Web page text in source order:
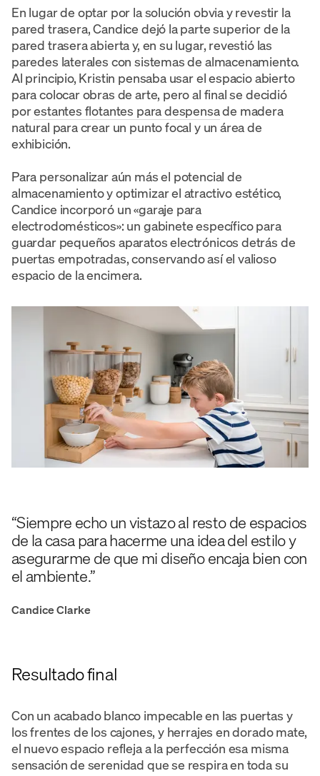
En lugar de optar por la solución obvia y revestir la
pared trasera, Candice dejó la parte superior de la
pared trasera abierta y, en su lugar, revestió las
paredes laterales con sistemas de almacenamiento.
Al principio, Kristin pensaba usar el espacio abierto
para colocar obras de arte, pero al final se decidió
porestantes flotantes para despensade madera
natural para crear un punto focal y un área de
exhibición.
Para personalizar aún más el potencial de
almacenamiento y optimizar el atractivo estético,
Candice incorporó un «garaje para
electrodomésticos»: un gabinete específico para
guardar pequeños aparatos electrónicos detrás de
puertas empotradas, conservando así el valioso
espacio de la encimera.
“Siempre echo un vistazo al resto de espacios
de la casa para hacerme una idea del estilo y
asegurarme de que mi diseño encaja bien con
el ambiente.”
Candice Clarke
Resultado final
Con un acabado blanco impecable en las puertas y
los frentes de los cajones, y herrajes en dorado mate,
el nuevo espacio refleja a la perfección esa misma
sensación de serenidad que se respira en toda su